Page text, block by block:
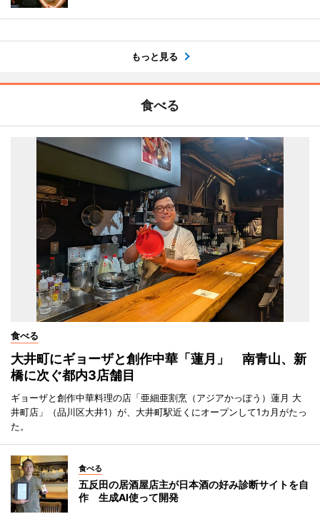
もっと見る
食べる
食べる
大井町にギョーザと創作中華「蓮月」 南青山、新
橋に次ぐ都内3店舗目
ギョーザと創作中華料理の店「亜細亜割烹（アジアかっぽう）蓮月 大
井町店」（品川区大井1）が、大井町駅近くにオープンして1カ月がたっ
た。
食べる
五反田の居酒屋店主が日本酒の好み診断サイトを自
作 生成AI使って開発